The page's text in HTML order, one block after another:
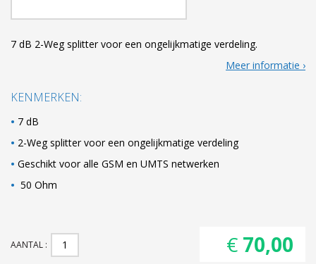
7 dB 2-Weg splitter voor een ongelijkmatige verdeling.
Meer informatie
KENMERKEN:
7 dB
2-Weg splitter voor een ongelijkmatige verdeling
Geschikt voor alle GSM en UMTS netwerken
50 Ohm
AANTAL € 70,00